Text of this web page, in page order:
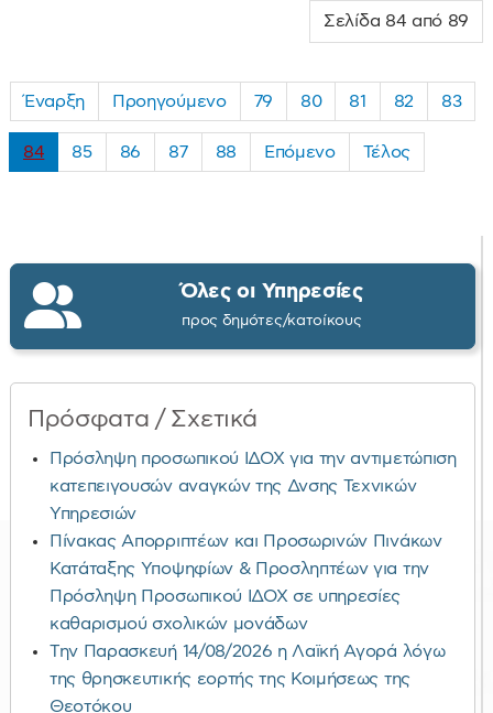
Σελίδα 84 από 89
Έναρξη Προηγούμενο 79 80 81 82 83
84 85 86 87 88 Επόμενο Τέλος
Όλες οι Υπηρεσίες
προς δημότες/κατοίκους
Πρόσφατα / Σχετικά
Πρόσληψη προσωπικού ΙΔΟΧ για την αντιμετώπιση
κατεπειγουσών αναγκών της Δνσης Τεχνικών
Υπηρεσιών
Πίνακας Απορριπτέων και Προσωρινών Πινάκων
Κατάταξης Υποψηφίων & Προσληπτέων για την
Πρόσληψη Προσωπικού ΙΔΟΧ σε υπηρεσίες
καθαρισμού σχολικών μονάδων
Την Παρασκευή 14/08/2026 η Λαϊκή Αγορά λόγω
της θρησκευτικής εορτής της Κοιμήσεως της
Θεοτόκου